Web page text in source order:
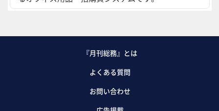
『月刊総務』とは
よくある質問
お問い合わせ